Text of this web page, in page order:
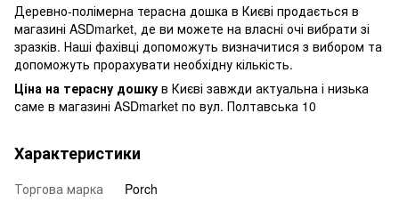
Деревно-полімерна терасна дошка в Києві продається в
магазині ASDmarket, де ви можете на власні очі вибрати зі
зразків. Наші фахівці допоможуть визначитися з вибором та
допоможуть прорахувати необхідну кількість.
Ціна на терасну дошку в Києві завжди актуальна і низька
саме в магазині ASDmarket по вул. Полтавська 10
Характеристики
Торгова марка
Porch